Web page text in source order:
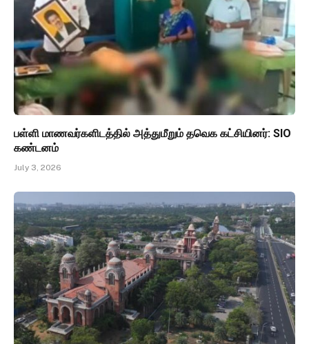
பள்ளி மாணவர்களிடத்தில் அத்துமீறும் தவெக கட்சியினர்: SIO
கண்டனம்
July 3, 2026